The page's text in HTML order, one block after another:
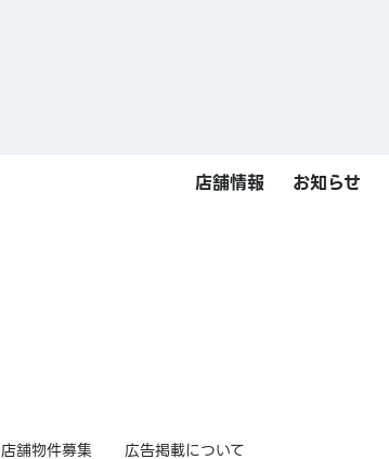
店舗情報 お知らせ
店舗物件募集 広告掲載について